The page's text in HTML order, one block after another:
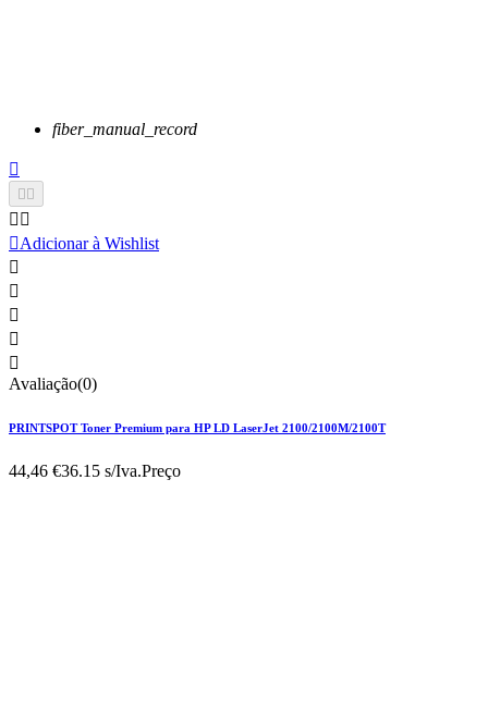
fiber_manual_record


 
Adicionar à Wishlist





Avaliação(0)
PRINTSPOT Toner Premium para HP LD LaserJet 2100/2100M/2100T
44,46 €36.15 s/Iva.Preço